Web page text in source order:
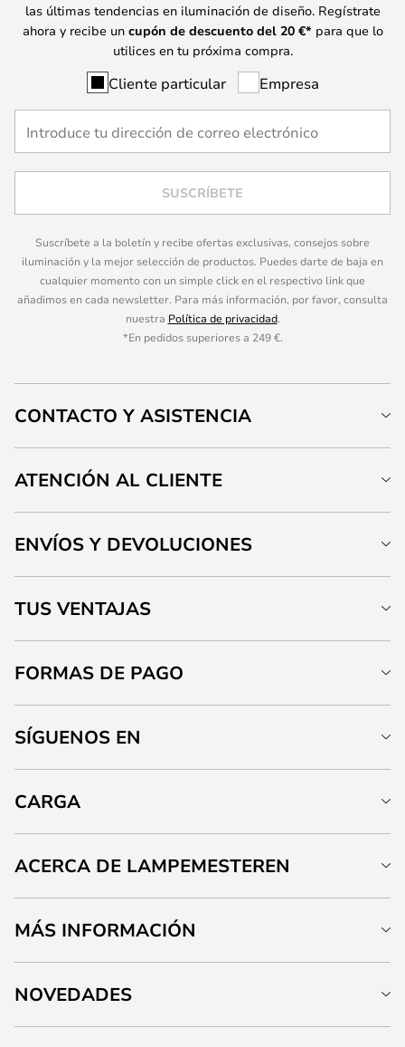
las últimas tendencias en iluminación de diseño. Regístrate
ahora y recibe un cupón de descuento del 20 €* para que lo
utilices en tu próxima compra.
Cliente particular Empresa
SUSCRÍBETE
Suscríbete a la boletín y recibe ofertas exclusivas, consejos sobre
iluminación y la mejor selección de productos. Puedes darte de baja en
cualquier momento con un simple click en el respectivo link que
añadimos en cada newsletter. Para más información, por favor, consulta
nuestra Política de privacidad.
*En pedidos superiores a 249 €.
CONTACTO Y ASISTENCIA
ATENCIÓN AL CLIENTE
ENVÍOS Y DEVOLUCIONES
TUS VENTAJAS
FORMAS DE PAGO
SÍGUENOS EN
CARGA
ACERCA DE LAMPEMESTEREN
MÁS INFORMACIÓN
NOVEDADES